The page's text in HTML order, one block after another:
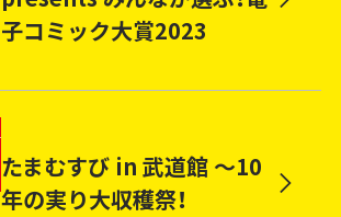
子コミック大賞2023
たまむすび in 武道館 ～10
年の実り大収穫祭！